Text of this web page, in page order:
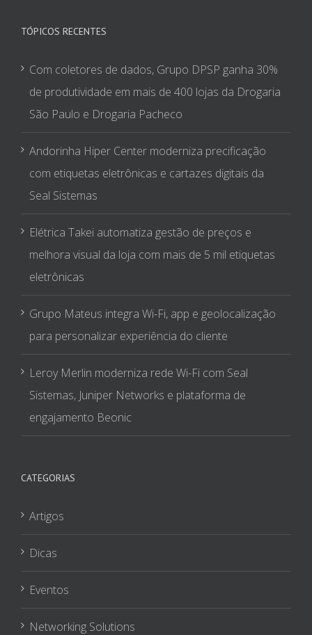
TÓPICOS RECENTES
Com coletores de dados, Grupo DPSP ganha 30%
de produtividade em mais de 400 lojas da Drogaria
São Paulo e Drogaria Pacheco
Andorinha Hiper Center moderniza precificação
com etiquetas eletrônicas e cartazes digitais da
Seal Sistemas
Elétrica Takei automatiza gestão de preços e
melhora visual da loja com mais de 5 mil etiquetas
eletrônicas
Grupo Mateus integra Wi-Fi, app e geolocalização
para personalizar experiência do cliente
Leroy Merlin moderniza rede Wi-Fi com Seal
Sistemas, Juniper Networks e plataforma de
engajamento Beonic
CATEGORIAS
Artigos
Dicas
Eventos
Networking Solutions